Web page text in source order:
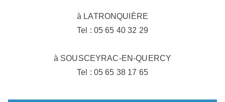
à LATRONQUIÈRE
Tel : 05 65 40 32 29
à SOUSCEYRAC-EN-QUERCY
Tel : 05 65 38 17 65